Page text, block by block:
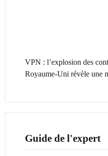
VPN : l’explosion des
Royaume-Uni révèle une
Guide de l'expert